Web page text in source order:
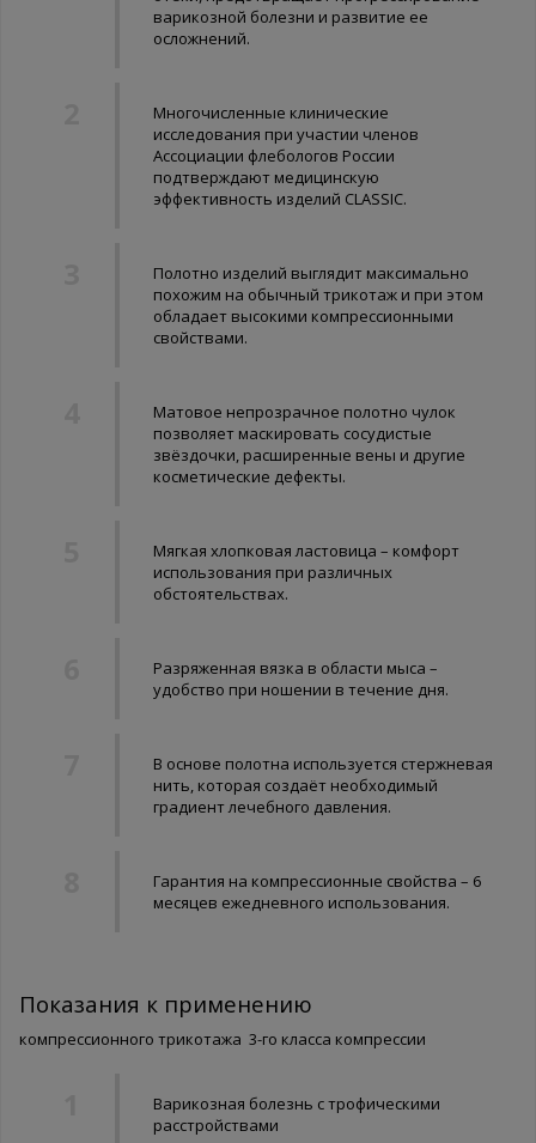
варикозной болезни и развитие ее
осложнений.
Многочисленные клинические
исследования при участии членов
Ассоциации флебологов России
подтверждают медицинскую
эффективность изделий CLASSIC.
Полотно изделий выглядит максимально
похожим на обычный трикотаж и при этом
обладает высокими компрессионными
свойствами.
Матовое непрозрачное полотно чулок
позволяет маскировать сосудистые
звёздочки, расширенные вены и другие
косметические дефекты.
Мягкая хлопковая ластовица – комфорт
использования при различных
обстоятельствах.
Разряженная вязка в области мыса –
удобство при ношении в течение дня.
В основе полотна используется стержневая
нить, которая создаёт необходимый
градиент лечебного давления.
Гарантия на компрессионные свойства – 6
месяцев ежедневного использования.
Показания к применению
компрессионного трикотажа 3-го класса компрессии
Варикозная болезнь с трофическими
расстройствами